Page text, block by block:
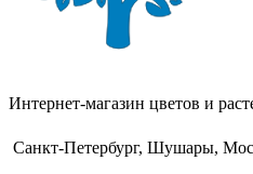
Интернет-магазин цветов и
Санкт-Петербург, Шушары,